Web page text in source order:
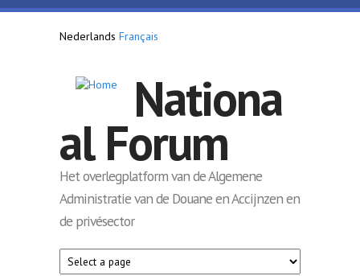
Overslaan en naar de inhoud gaan
Nederlands Français
Nationa
al Forum
Het overlegplatform van de Algemene
Administratie van de Douane en Accijnzen en
de privésector